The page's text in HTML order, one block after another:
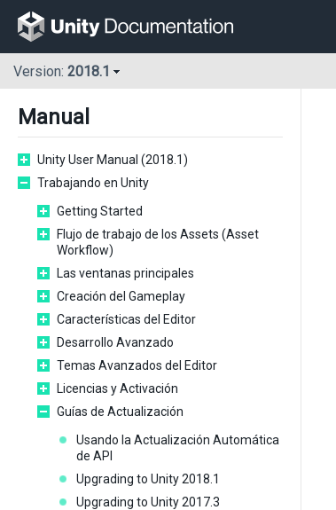
Version: 2018.1
Manual
Unity User Manual (2018.1)
Trabajando en Unity
Getting Started
Flujo de trabajo de los Assets (Asset
Workflow)
Las ventanas principales
Creación del Gameplay
Características del Editor
Desarrollo Avanzado
Temas Avanzados del Editor
Licencias y Activación
Guías de Actualización
Usando la Actualización Automática
de API
Upgrading to Unity 2018.1
Upgrading to Unity 2017.3